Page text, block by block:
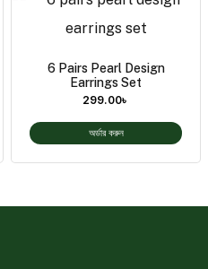
6 Pairs Pearl Design
Earrings Set
299.00৳
অর্ডার করুন